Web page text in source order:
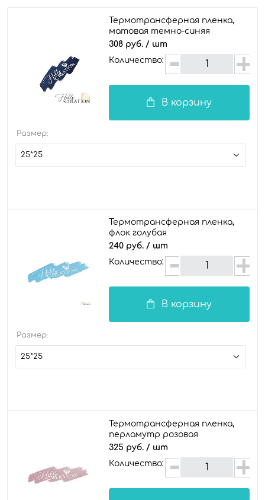
Термотрансферная пленка,
матовая темно-синяя
308 руб. / шт
Количество:
В корзину
Размер:
25*25
Термотрансферная пленка,
флок голубая
240 руб. / шт
Количество:
В корзину
Размер:
25*25
Термотрансферная пленка,
перламутр розовая
325 руб. / шт
Количество: